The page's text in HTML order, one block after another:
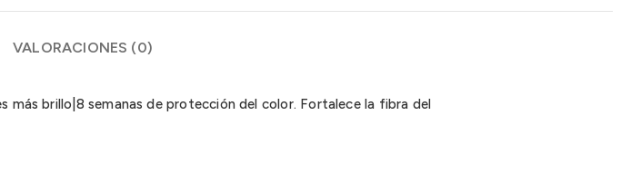
VALORACIONES (0)
más brillo|8 semanas de protección del color. Fortalece la fibra del